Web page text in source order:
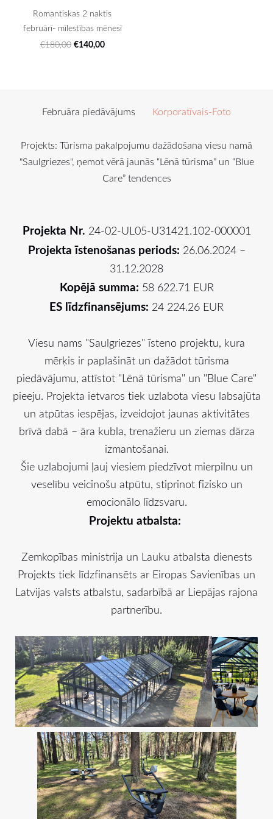
Romantiskas 2 naktis
februārī- mīlestības mēnesī
€180,00 €140,00
Februāra piedāvājums Korporatīvais-Foto
Projekts: Tūrisma pakalpojumu dažādošana viesu namā
"Saulgriezes", ņemot vērā jaunās “Lēnā tūrisma” un “Blue
Care” tendences
Projekta Nr. 24-02-UL05-U31421.102-000001
Projekta īstenošanas periods: 26.06.2024 –
31.12.2028
Kopējā summa: 58 622.71 EUR
ES līdzfinansējums: 24 224.26 EUR
Viesu nams "Saulgriezes" īsteno projektu, kura
mērķis ir paplašināt un dažādot tūrisma
piedāvājumu, attīstot "Lēnā tūrisma" un "Blue Care"
pieeju. Projekta ietvaros tiek uzlabota viesu labsajūta
un atpūtas iespējas, izveidojot jaunas aktivitātes
brīvā dabā – āra kubla, trenažieru un ziemas dārza
izmantošanai.
Šie uzlabojumi ļauj viesiem piedzīvot mierpilnu un
veselību veicinošu atpūtu, stiprinot fizisko un
emocionālo līdzsvaru.
Projektu atbalsta:
Zemkopības ministrija un Lauku atbalsta dienests
Projekts tiek līdzfinansēts ar Eiropas Savienības un
Latvijas valsts atbalstu, sadarbībā ar Liepājas rajona
partnerību.